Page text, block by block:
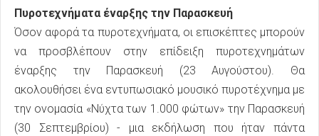
Πυροτεχνήματα έναρξης την Παρασκευή
Όσον αφορά τα πυροτεχνήματα, οι επισκέπτες μπορούν
να προσβλέπουν στην επίδειξη πυροτεχνημάτων
έναρξης την Παρασκευή (23 Αυγούστου). Θα
ακολουθήσει ένα εντυπωσιακό μουσικό πυροτέχνημα με
την ονομασία «Νύχτα των 1.000 φώτων» την Παρασκευή
(30 Σεπτεμβρίου) - μια εκδήλωση που ήταν πάντα